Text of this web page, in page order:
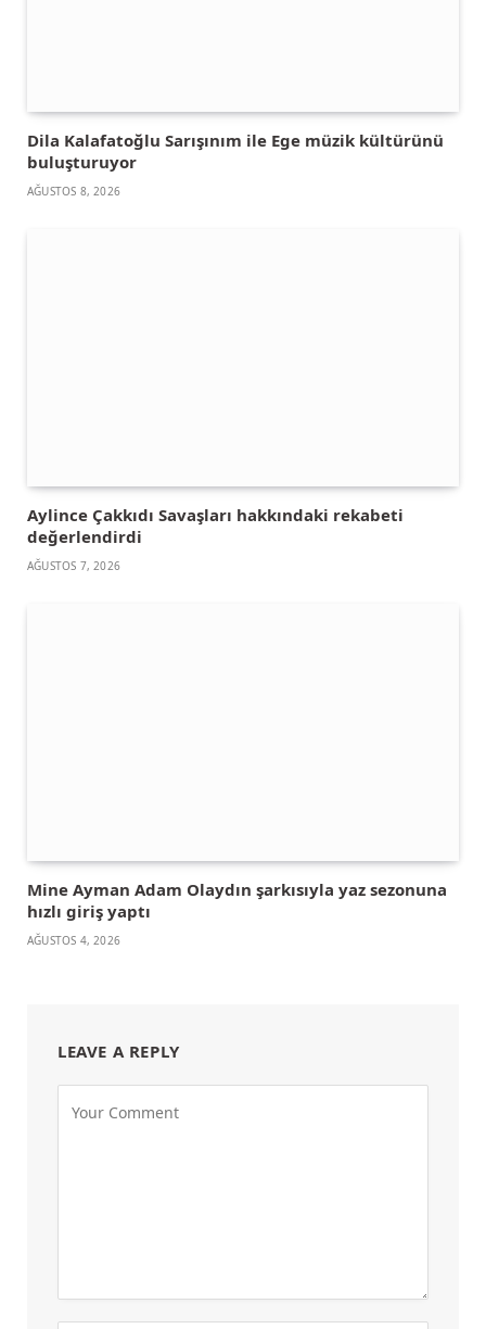
Dila Kalafatoğlu Sarışınım ile Ege müzik kültürünü
buluşturuyor
AĞUSTOS 8, 2026
Aylince Çakkıdı Savaşları hakkındaki rekabeti
değerlendirdi
AĞUSTOS 7, 2026
Mine Ayman Adam Olaydın şarkısıyla yaz sezonuna
hızlı giriş yaptı
AĞUSTOS 4, 2026
LEAVE A REPLY